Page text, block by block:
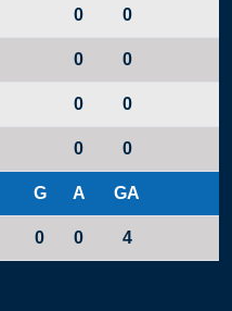
0 0
0 0
0 0
0 0
G A GA
0 0 4